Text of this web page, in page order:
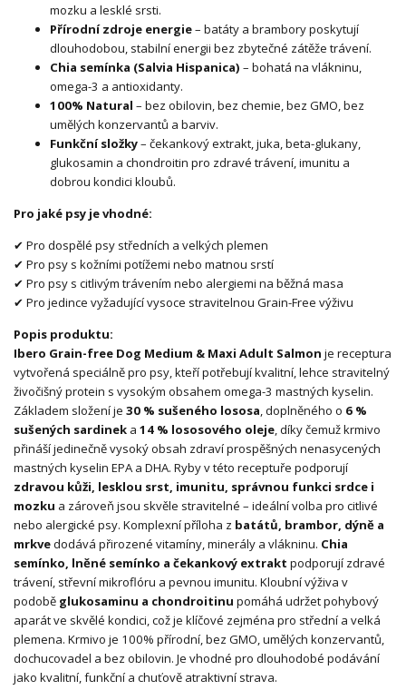
mozku a lesklé srsti.
Přírodní zdroje energie– batáty a brambory poskytují
dlouhodobou, stabilní energii bez zbytečné zátěže trávení.
Chia semínka (Salvia Hispanica) – bohatá na vlákninu,
omega-3 a antioxidanty.
100% Natural – bez obilovin, bez chemie, bez GMO, bez
umělých konzervantů a barviv.
Funkční složky– čekankový extrakt, juka, beta-glukany,
glukosamin a chondroitin pro zdravé trávení, imunitu a
dobrou kondici kloubů.
Pro jaké psy je vhodné:
✔ Pro dospělé psy středních a velkých plemen
✔ Pro psy s kožními potížemi nebo matnou srstí
✔ Pro psy s citlivým trávením nebo alergiemi na běžná masa
✔ Pro jedince vyžadující vysoce stravitelnou Grain-Free výživu
Popis produktu:
Ibero Grain-free Dog Medium & Maxi Adult Salmon je receptura
vytvořená speciálně pro psy, kteří potřebují kvalitní, lehce stravitelný
živočišný protein s vysokým obsahem omega-3 mastných kyselin.
Základem složení je 30 % sušeného lososa, doplněného o 6 %
sušených sardinek a 14 % lososového oleje, díky čemuž krmivo
přináší jedinečně vysoký obsah zdraví prospěšných nenasycených
mastných kyselin EPA a DHA. Ryby v této receptuře podporují
zdravou kůži, lesklou srst, imunitu, správnou funkci srdce i
mozku a zároveň jsou skvěle stravitelné – ideální volba pro citlivé
nebo alergické psy. Komplexní příloha z batátů, brambor, dýně a
mrkvedodává přirozené vitamíny, minerály a vlákninu. Chia
semínko, lněné semínko a čekankový extrakt podporují zdravé
trávení, střevní mikroflóru a pevnou imunitu. Kloubní výživa v
podobě glukosaminu a chondroitinu pomáhá udržet pohybový
aparát ve skvělé kondici, což je klíčové zejména pro střední a velká
plemena. Krmivo je 100% přírodní, bez GMO, umělých konzervantů,
dochucovadel a bez obilovin. Je vhodné pro dlouhodobé podávání
jako kvalitní, funkční a chuťově atraktivní strava.